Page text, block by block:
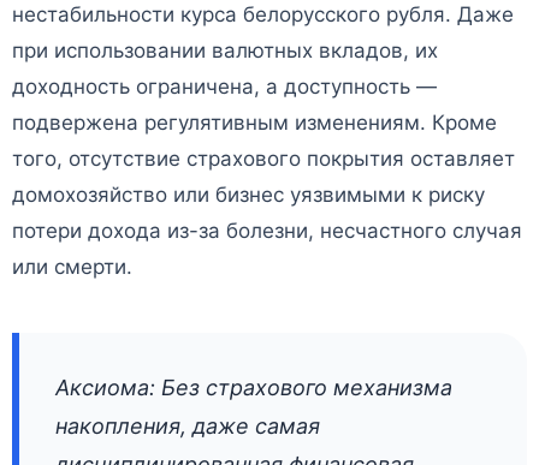
нестабильности курса белорусского рубля. Даже
при использовании валютных вкладов, их
доходность ограничена, а доступность —
подвержена регулятивным изменениям. Кроме
того, отсутствие страхового покрытия оставляет
домохозяйство или бизнес уязвимыми к риску
потери дохода из-за болезни, несчастного случая
или смерти.
Аксиома: Без страхового механизма
накопления, даже самая